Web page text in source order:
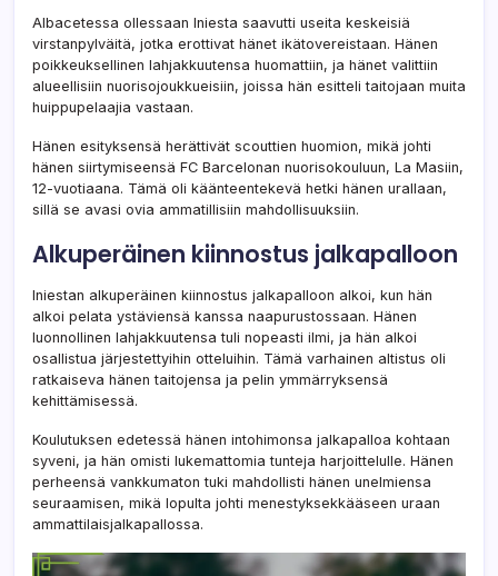
Albacetessa ollessaan Iniesta saavutti useita keskeisiä
virstanpylväitä, jotka erottivat hänet ikätovereistaan. Hänen
poikkeuksellinen lahjakkuutensa huomattiin, ja hänet valittiin
alueellisiin nuorisojoukkueisiin, joissa hän esitteli taitojaan muita
huippupelaajia vastaan.
Hänen esityksensä herättivät scouttien huomion, mikä johti
hänen siirtymiseensä FC Barcelonan nuorisokouluun, La Masiin,
12-vuotiaana. Tämä oli käänteentekevä hetki hänen urallaan,
sillä se avasi ovia ammatillisiin mahdollisuuksiin.
Alkuperäinen kiinnostus jalkapalloon
Iniestan alkuperäinen kiinnostus jalkapalloon alkoi, kun hän
alkoi pelata ystäviensä kanssa naapurustossaan. Hänen
luonnollinen lahjakkuutensa tuli nopeasti ilmi, ja hän alkoi
osallistua järjestettyihin otteluihin. Tämä varhainen altistus oli
ratkaiseva hänen taitojensa ja pelin ymmärryksensä
kehittämisessä.
Koulutuksen edetessä hänen intohimonsa jalkapalloa kohtaan
syveni, ja hän omisti lukemattomia tunteja harjoittelulle. Hänen
perheensä vankkumaton tuki mahdollisti hänen unelmiensa
seuraamisen, mikä lopulta johti menestyksekkääseen uraan
ammattilaisjalkapallossa.